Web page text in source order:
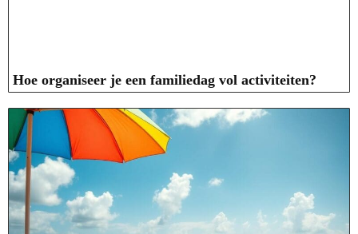
Hoe organiseer je een familiedag vol activiteiten?